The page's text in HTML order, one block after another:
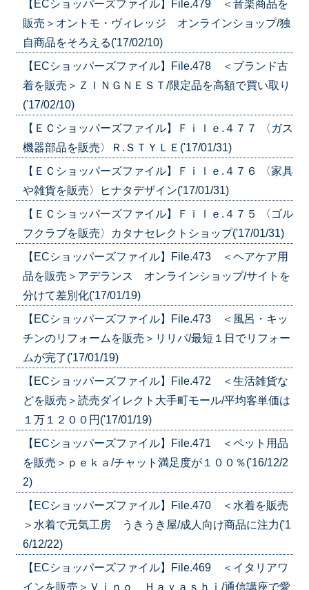
【ECショッパーズファイル】File.479 ＜音楽商品を
販売＞オントモ・ヴィレッジ オンラインショップ/独
自商品をそろえる('17/02/10)
【ECショッパーズファイル】File.478 ＜ブランド古
着を販売＞ＺＩＮＧＮＥＳＴ/限定品を高額で買い取り
('17/02/10)
【ＥＣショッパーズファイル】Ｆｉｌｅ.４７７ 〈ガス
機器部品を販売〉Ｒ.ＳＴＹＬＥ('17/01/31)
【ＥＣショッパーズファイル】Ｆｉｌｅ.４７６ 〈家具
や雑貨を販売〉ヒナタデザイン('17/01/31)
【ＥＣショッパーズファイル】Ｆｉｌｅ.４７５ 〈ゴル
フクラブを販売〉カタナセレクトショップ('17/01/31)
【ECショッパーズファイル】File.473 ＜ヘアケア用
品を販売＞アデランス オンラインショップ/サイトを
分けて差別化('17/01/19)
【ECショッパーズファイル】File.473 ＜風呂・キッ
チンのリフォームを販売＞リリパ/最短１日でリフォー
ムが完了('17/01/19)
【ECショッパーズファイル】File.472 ＜生活雑貨な
どを販売＞読売ダイレクト大手町モール/平均客単価は
１万１２００円('17/01/19)
【ECショッパーズファイル】File.471 ＜ペット用品
を販売＞ｐｅｋａ/チャット満足度が１００％('16/12/2
2)
【ECショッパーズファイル】File.470 ＜水着を販売
＞水着で元気工房 うきうき屋/成人向け商品に注力('1
6/12/22)
【ECショッパーズファイル】File.469 ＜イタリアワ
インを販売＞Ｖｉｎｏ Ｈａｙａｓｈｉ/通信講座で愛